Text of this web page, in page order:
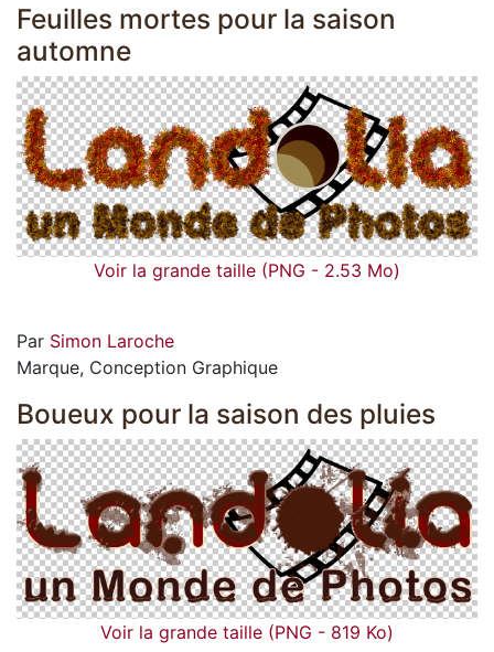
Feuilles mortes pour la saison
automne
Voir la grande taille (PNG - 2.53 Mo)
Par Simon Laroche
Marque, Conception Graphique
Boueux pour la saison des pluies
Voir la grande taille (PNG - 819 Ko)